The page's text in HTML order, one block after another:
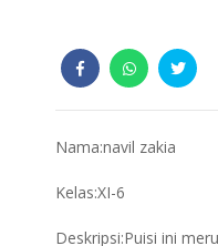
Nama:navil zakia
Kelas:XI-6
Deskripsi:Puisi ini